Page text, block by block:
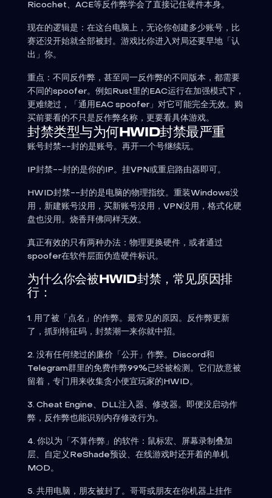
Ricochet、ACE等反作弊学会了直接记住硬件本身。
现在的逻辑是：在这台电脑上，无论你创建多少账号，比
赛还没开始就全部被封。游戏比你进入对局还要早地「认
出」你。
重点：不同反作弊，甚至同一反作弊的不同版本，都需要
不同的spoofer。例如Rust里的EAC运行在加强模式下，
更难绕过，「通用EAC spoofer」对它可能完全无效。购
买前要看的不只是反作弊名称，更要看具体游戏。
封禁类型与为何HWID封禁最严重
账号封禁--封的是账号。再开一个号继续玩。
IP封禁--封的是你的IP。挂VPN或重启路由器即可。
HWID封禁--封的是电脑的物理指纹。重装Windows没
用，新建账号没用，买新账号没用，VPN没用，格式化硬
盘也没用。烧香拜佛同样无效。
真正有效的只有两种办法：物理更换硬件，或者通过
spoofer在软件层面伪造硬件标识。
为什么你会被HWID封禁，常见原因排
行：
1. 用了被「点名」的作弊。最常见的原因。反作弊更新
了，抓到特征码，封禁潮一来你就中招。
2. 没有任何绕过的廉价「公开」作弊。Discord和
Telegram群里的免费作弊99%已经被检测。它们故意被
留着，专门用来收集贪小便宜玩家的HWID。
3. Cheat Engine、DLL注入器、修改器。即便没启动作
弊，反作弊也能识别内存修改行为。
4. 你以为「不算作弊」的软件：鼠标宏、屏幕录制叠加
层、自定义ReShade预设、在线游戏时还开着的单机
MOD。
5. 共用电脑，朋友被封了。哥哥或朋友在你机器上挂作